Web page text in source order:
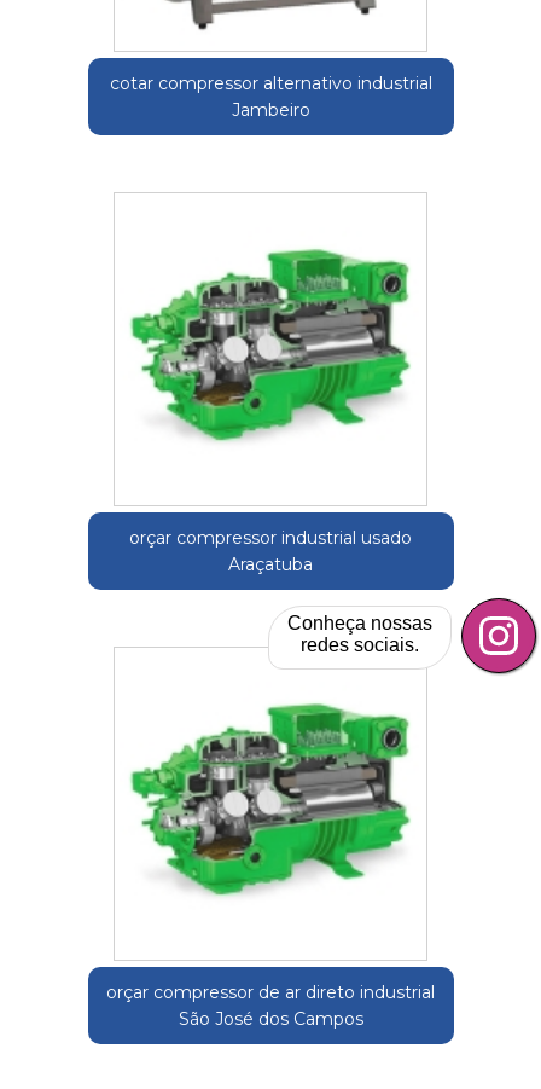
cotar compressor alternativo industrial
Jambeiro
orçar compressor industrial usado
Araçatuba
orçar compressor de ar direto industrial
São José dos Campos
Conheça nossas
redes sociais.